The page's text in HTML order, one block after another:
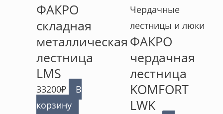
ФАКРО
складная
металлическая
лестница
LMS
33200₽
В
корзину
Чердачные
лестницы и люки
ФАКРО
чердачная
лестница
KOMFORT
LWK